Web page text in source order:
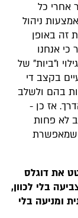
אחרי כל
ניהול
זה באופן
כי אנחנו
ו"ביות" של
בקצב די
בהם ולשלב
אז כן -
לא פחות
שמאפשרת
את דוגלס
בלי לכוון,
ומניעה בלי